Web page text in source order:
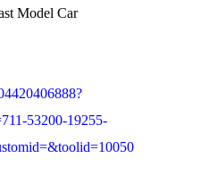
Model Car
53200-19255-